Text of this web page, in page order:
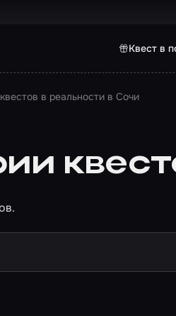
Квест в
в реальности в Сочи